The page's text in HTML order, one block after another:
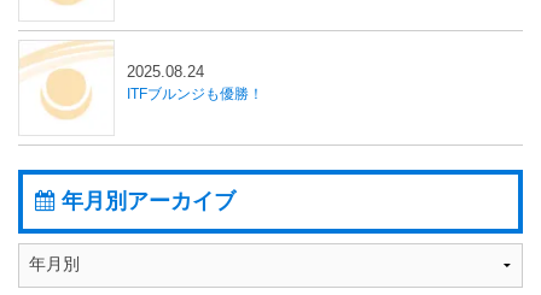
ITFブルンジも優勝！
2025.08.24
年月別アーカイブ